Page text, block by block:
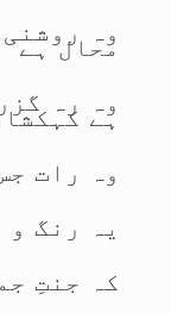
وہ
محال ہے
وہ رہ
ہے
وہ رات
یہ رنگ و
کہ جنتِ